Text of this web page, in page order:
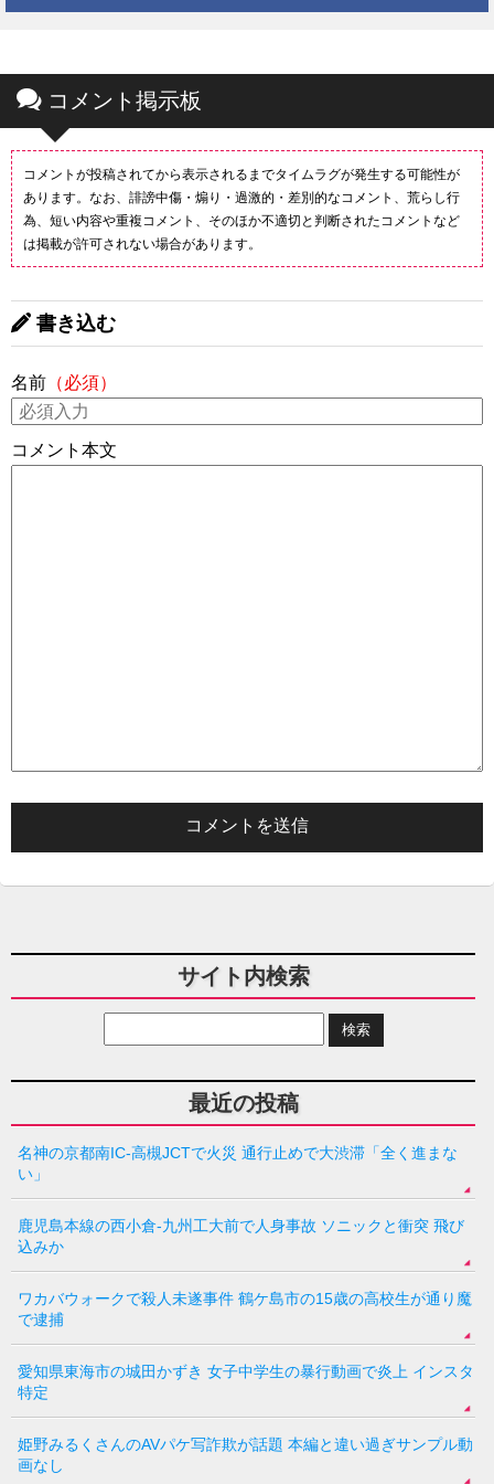
コメント掲示板
コメントが投稿されてから表示されるまでタイムラグが発生する可能性が
あります。なお、誹謗中傷・煽り・過激的・差別的なコメント、荒らし行
為、短い内容や重複コメント、そのほか不適切と判断されたコメントなど
は掲載が許可されない場合があります。
書き込む
名前 （必須）
コメント本文
サイト内検索
最近の投稿
名神の京都南IC-高槻JCTで火災 通行止めで大渋滞「全く進まな
い」
鹿児島本線の西小倉-九州工大前で人身事故 ソニックと衝突 飛び
込みか
ワカバウォークで殺人未遂事件 鶴ケ島市の15歳の高校生が通り魔
で逮捕
愛知県東海市の城田かずき 女子中学生の暴行動画で炎上 インスタ
特定
姫野みるくさんのAVパケ写詐欺が話題 本編と違い過ぎサンプル動
画なし